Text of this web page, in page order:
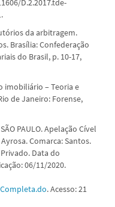
D.2.2017.tde-
da arbitragem.
Brasília: Confederação
do Brasil, p. 10-17,
imobiliário – Teoria e
de Janeiro: Forense,
PAULO. Apelação Cível
Comarca: Santos.
Data do
06/11/2020.
. Acesso: 21